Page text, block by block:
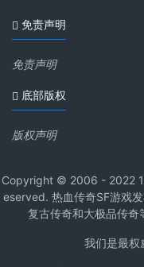
免责声明
免责声明
底部版权
版权声明
Copyright © 2006 - 2022
eserved. 热血传奇SF游戏
复古传奇和大极品传奇
我们是最权